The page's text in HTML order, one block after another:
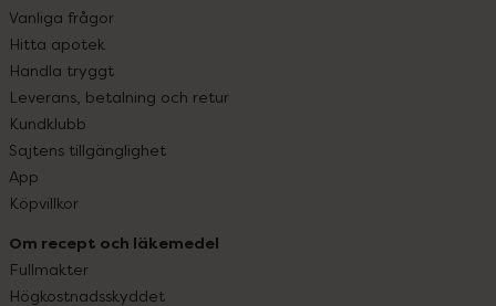
Vanliga frågor
Hitta apotek
Handla tryggt
Leverans, betalning och retur
Kundklubb
Sajtens tillgänglighet
App
Köpvillkor
Om recept och läkemedel
Fullmakter
Högkostnadsskyddet